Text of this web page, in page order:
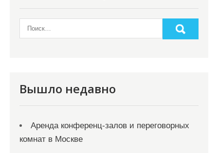
Вышло недавно
Аренда конференц-залов и переговорных
комнат в Москве